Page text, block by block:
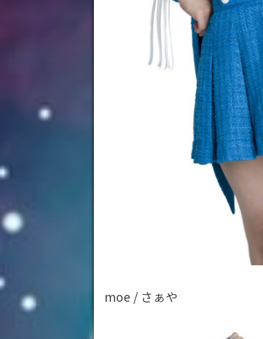
moe / さぁや